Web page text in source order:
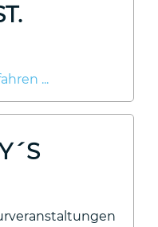
...